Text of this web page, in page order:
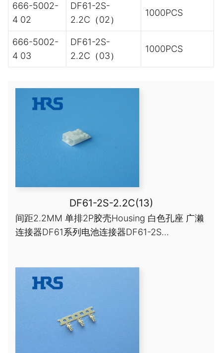
666-5002-
4 02
DF61-2S-
2.2C（02）
1000PCS
666-5002-
4 03
DF61-2S-
2.2C（03）
1000PCS
DF61-2S-2.2C(13)
间距2.2MM 单排2P胶壳Housing 白色孔座 广濑
连接器DF61系列电池连接器DF61-2S...